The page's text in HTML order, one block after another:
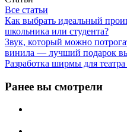
Все статьи
Как выбрать идеальный
школьника или студента?
Звук, который можно
винила — лучший подарок
Разработка ширмы для театра
Ранее вы смотрели